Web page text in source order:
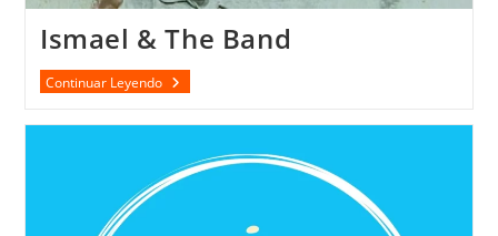
Ismael & The Band
Continuar LeyendoIsmael
&